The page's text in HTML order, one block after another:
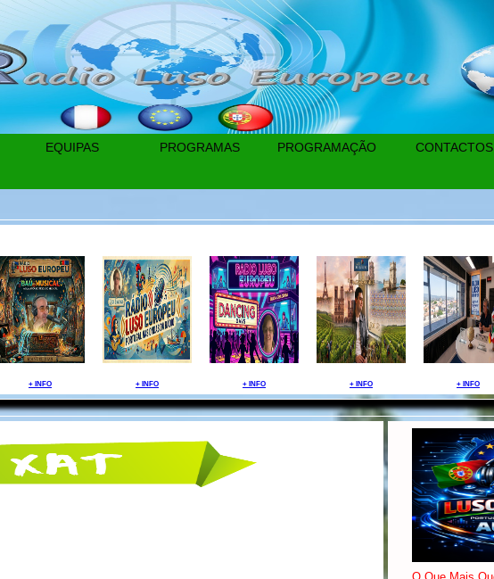
EQUIPAS PROGRAMAS PROGRAMAÇÃO CONTACTOS
+ INFO + INFO + INFO + INFO + INFO